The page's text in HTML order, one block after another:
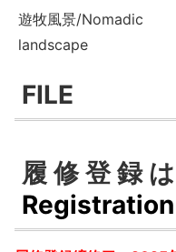
遊牧風景/Nomadic
landscape
FILE
履修登録
Registration